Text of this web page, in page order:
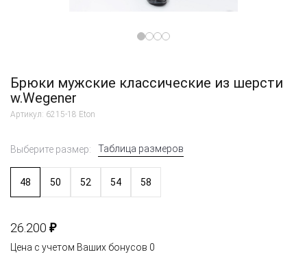
Брюки мужские классические из шерсти
w.Wegener
Артикул: 6215-18 Eton
Выберите размер: Таблица размеров
48 50 52 54 58
26.200 ₽
Цена с учетом Ваших бонусов 0